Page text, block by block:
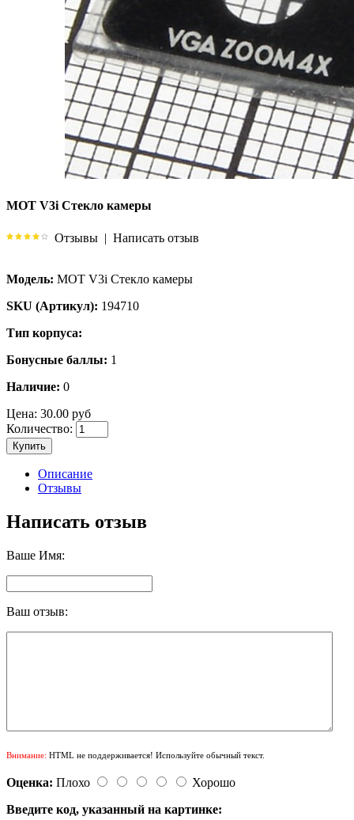
MOT V3i Стекло камеры
Отзывы | Написать отзыв
Модель: MOT V3i Стекло камеры
SKU (Артикул): 194710
Тип корпуса:
Бонусные баллы: 1
Наличие: 0
Цена: 30.00 руб
Количество:
Купить
Описание
Отзывы
Написать отзыв
Ваше Имя:
Ваш отзыв:
Внимание: HTML не поддерживается! Используйте обычный текст.
Оценка: Плохо
Хорошо
Введите код, указанный на картинке: